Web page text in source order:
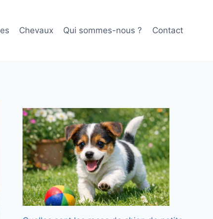
Chevaux Qui sommes-nous ? Contact